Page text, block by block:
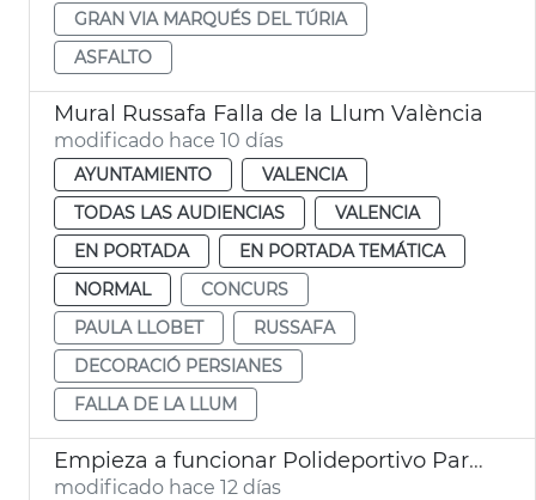
GRAN VIA MARQUÉS DEL TÚRIA
ASFALTO
Mural Russafa Falla de la Llum València
modificado hace 10 días
AYUNTAMIENTO
VALENCIA
TODAS LAS AUDIENCIAS
VALENCIA
EN PORTADA
EN PORTADA TEMÁTICA
NORMAL
CONCURS
PAULA LLOBET
RUSSAFA
DECORACIÓ PERSIANES
FALLA DE LA LLUM
Empieza a funcionar Polideportivo Parc Central València
modificado hace 12 días